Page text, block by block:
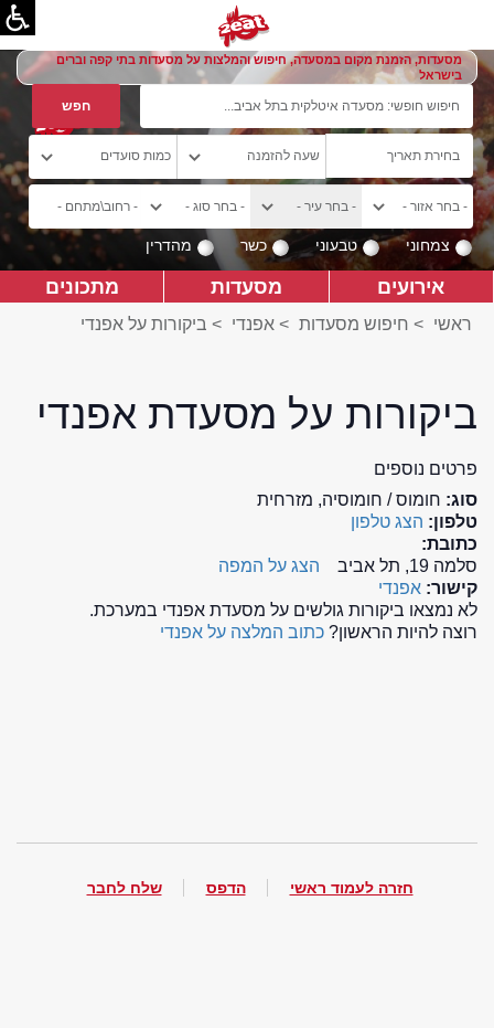
מסעדות, הזמנת מקום במסעדה, חיפוש והמלצות על מסעדות בתי קפה וברים
בישראל
צמחוני טבעוני כשר מהדרין
אירועים מסעדות מתכונים
ראשי > חיפוש מסעדות > אפנדי > ביקורות על אפנדי
ביקורות על מסעדת אפנדי
פרטים נוספים
סוג: חומוס / חומוסיה, מזרחית
טלפון: הצג טלפון
כתובת:
סלמה 19, תל אביב
הצג על המפה
קישור: אפנדי
לא נמצאו ביקורות גולשים על מסעדת אפנדי במערכת.
רוצה להיות הראשון? כתוב המלצה על אפנדי
חזרה לעמוד ראשי הדפס שלח לחבר